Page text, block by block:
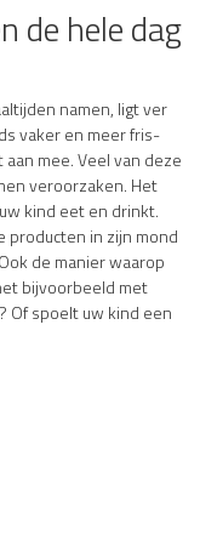
de hele dag
namen, ligt ver
vaker en meer fris-
mee. Veel van deze
veroorzaken. Het
kind eet en drinkt.
producten in zijn mond
de manier waarop
bijvoorbeeld met
Of spoelt uw kind een